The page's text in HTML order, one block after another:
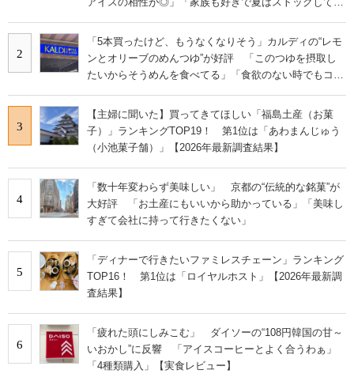
2
「5本買ったけど、もうなくなりそう」カルディの“レモ
ンとオリーブのめんつゆ”が好評 「このつゆを摂取し
たいからそうめんを食べてる」「食欲のない時でもコレ
3
【主婦に聞いた】買ってきてほしい「福島土産（お菓
子）」ランキングTOP19！ 第1位は「あわまんじゅう
（小池菓子舗）」【2026年最新調査結果】
4
「数十年変わらず美味しい」 京都の“伝統的な銘菓”が
大好評 「お土産にもいいから助かっている」「美味し
すぎて会社に持って行きたくない」
5
「ディナーで行きたいファミレスチェーン」ランキング
TOP16！ 第1位は「ロイヤルホスト」【2026年最新調
査結果】
6
「疲れた頭にしみこむ」 ダイソーの“108円韓国の甘～
いおかし”に反響 「アイスコーヒーとよく合うわぁ」
「4種類購入」【実食レビュー】